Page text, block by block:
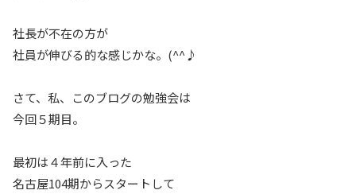
社長が不在の方が
社員が伸びる的な感じかな。(^^♪
さて、私、このブログの勉強会は
今回５期目。
最初は４年前に入った
名古屋104期からスタートして